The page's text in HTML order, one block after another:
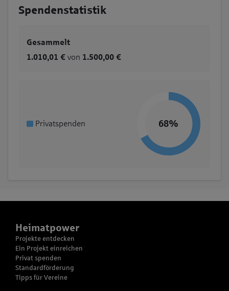
Spendenstatistik
Gesammelt
1.010,01 € von 1.500,00 €
Privatspenden 68%
Heimatpower
Projekte entdecken
Ein Projekt einreichen
Privat spenden
Standardförderung
Tipps für Vereine